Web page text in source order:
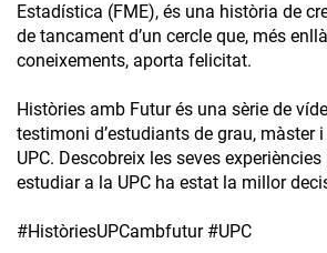
Estadística (FME), és una història de
de tancament d’un cercle que, més
coneixements, aporta felicitat.
Històries amb Futur és una sèrie de
testimoni d’estudiants de grau, màster
UPC. Descobreix les seves
estudiar a la UPC ha estat la millor
#HistòriesUPCambfutur #UPC